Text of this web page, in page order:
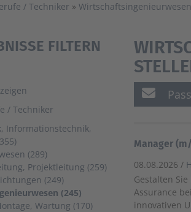
/ Techniker Wirtschaftsingenieurwesen
FILTERN
/ Techniker
Informationstechnik,
(289)
Projektleitung (259)
(249)
(245)
Wartung (170)
Manager
08.08.2026 /
Gestalten
Assurance
innovativen